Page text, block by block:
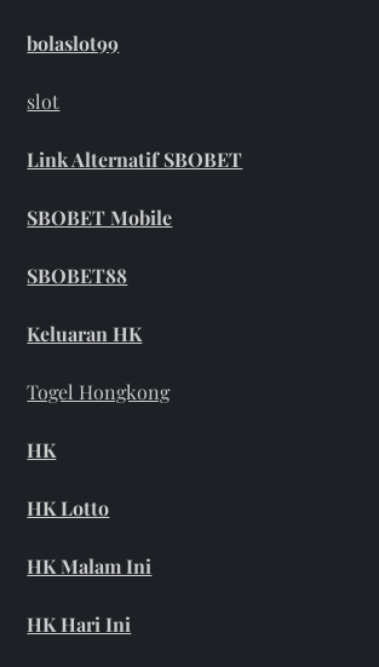
bolaslot99
slot
Link Alternatif SBOBET
SBOBET Mobile
SBOBET88
Keluaran HK
Togel Hongkong
HK
HK Lotto
HK Malam Ini
HK Hari Ini